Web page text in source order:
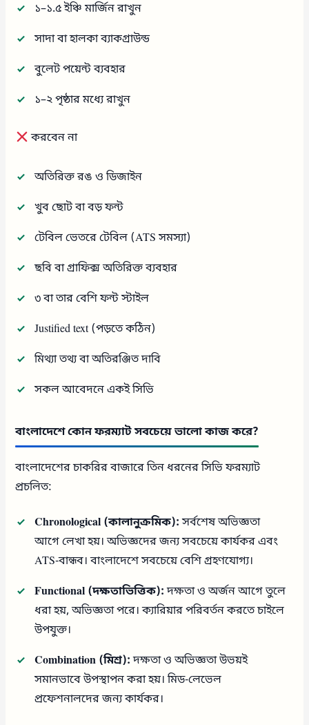
১–১.৫ ইঞ্চি মার্জিন রাখুন
সাদা বা হালকা ব্যাকগ্রাউন্ড
বুলেট পয়েন্ট ব্যবহার
১–২ পৃষ্ঠার মধ্যে রাখুন
করবেন না
অতিরিক্ত রঙ ও ডিজাইন
খুব ছোট বা বড় ফন্ট
টেবিল ভেতরে টেবিল (ATS সমস্যা)
ছবি বা গ্রাফিক্স অতিরিক্ত ব্যবহার
৩ বা তার বেশি ফন্ট স্টাইল
Justified text (পড়তে কঠিন)
মিথ্যা তথ্য বা অতিরঞ্জিত দাবি
সকল আবেদনে একই সিভি
বাংলাদেশে কোন ফরম্যাট সবচেয়ে ভালো কাজ করে?
বাংলাদেশের চাকরির বাজারে তিন ধরনের সিভি ফরম্যাট
প্রচলিত:
Chronological (কালানুক্রমিক):সর্বশেষ অভিজ্ঞতা
আগে লেখা হয়। অভিজ্ঞদের জন্য সবচেয়ে কার্যকর এবং
ATS-বান্ধব। বাংলাদেশে সবচেয়ে বেশি গ্রহণযোগ্য।
Functional (দক্ষতাভিত্তিক):দক্ষতা ও অর্জন আগে তুলে
ধরা হয়, অভিজ্ঞতা পরে। ক্যারিয়ার পরিবর্তন করতে চাইলে
উপযুক্ত।
Combination (মিশ্র):দক্ষতা ও অভিজ্ঞতা উভয়ই
সমানভাবে উপস্থাপন করা হয়। মিড-লেভেল
প্রফেশনালদের জন্য কার্যকর।